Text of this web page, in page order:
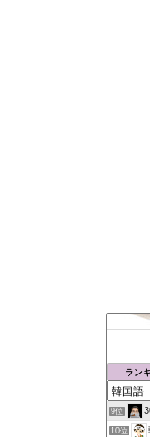
ラン
9位
10位